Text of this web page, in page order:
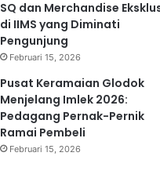
SQ dan Merchandise
di IIMS yang Diminati
Pengunjung
Februari 15, 2026
Pusat Keramaian Glodok
Menjelang Imlek 2026:
Pedagang Pernak-Pernik
Ramai Pembeli
Februari 15, 2026